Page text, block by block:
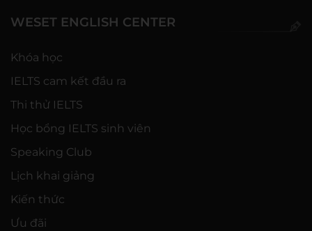
WESET ENGLISH CENTER
Khóa học
IELTS cam kết đầu ra
Thi thử IELTS
Học bổng IELTS sinh viên
Speaking Club
Lịch khai giảng
Kiến thức
Ưu đãi